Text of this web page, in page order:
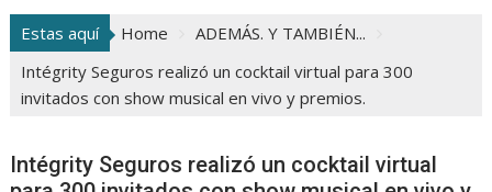
Estas aquí Home
ADEMÁS. Y TAMBIÉN...
Intégrity Seguros realizó un cocktail virtual para 300
invitados con show musical en vivo y premios.
Intégrity Seguros realizó un cocktail virtual